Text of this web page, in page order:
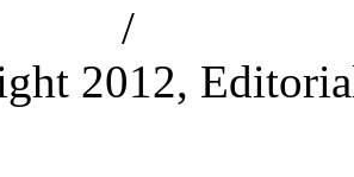
/
2012,